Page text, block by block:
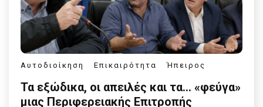
Αυτοδιοίκηση Επικαιρότητα Ήπειρος
Τα εξώδικα, οι απειλές και τα… «φεύγα»
μιας Περιφερειακής Επιτροπής